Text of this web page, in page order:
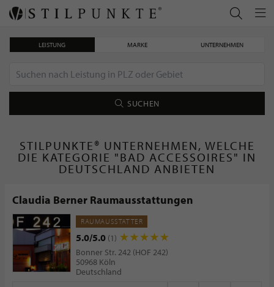
LEISTUNG MARKE UNTERNEHMEN
SUCHEN
STILPUNKTE® UNTERNEHMEN, WELCHE
DIE KATEGORIE "BAD ACCESSOIRES" IN
DEUTSCHLAND ANBIETEN
Claudia Berner Raumausstattungen
RAUMAUSSTATTER
5.0/5.0 (1)
Bonner Str. 242 (HOF 242)
50968 Köln
Deutschland